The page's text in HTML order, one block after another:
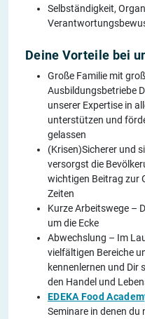
Selbständigkeit,
Deine Vorteile bei
Große Familie mit
Ausbildungsbetriebe
unserer Expertise in
unterstützen und
gelassen
(Krisen)Sicherer und
versorgst die
wichtigen Beitrag zur
Zeiten
Kurze Arbeitswege –
um die Ecke
Abwechslung – Im
vielfältigen Bereiche
kennenlernen und Dir
den Handel und
EDEKA Food
Seminare in denen du